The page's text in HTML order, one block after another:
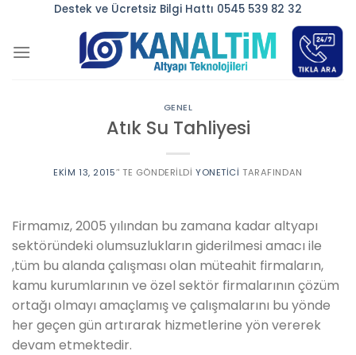
content
Destek ve Ücretsiz Bilgi Hattı 0545 539 82 32
GENEL
Atık Su Tahliyesi
EKIM 13, 2015’' TE GÖNDERILDI YONETICI TARAFINDAN
Firmamız, 2005 yılından bu zamana kadar altyapı
sektöründeki olumsuzlukların giderilmesi amacı ile
,tüm bu alanda çalışması olan müteahit firmaların,
kamu kurumlarının ve özel sektör firmalarının çözüm
ortağı olmayı amaçlamış ve çalışmalarını bu yönde
her geçen gün artırarak hizmetlerine yön vererek
devam etmektedir.